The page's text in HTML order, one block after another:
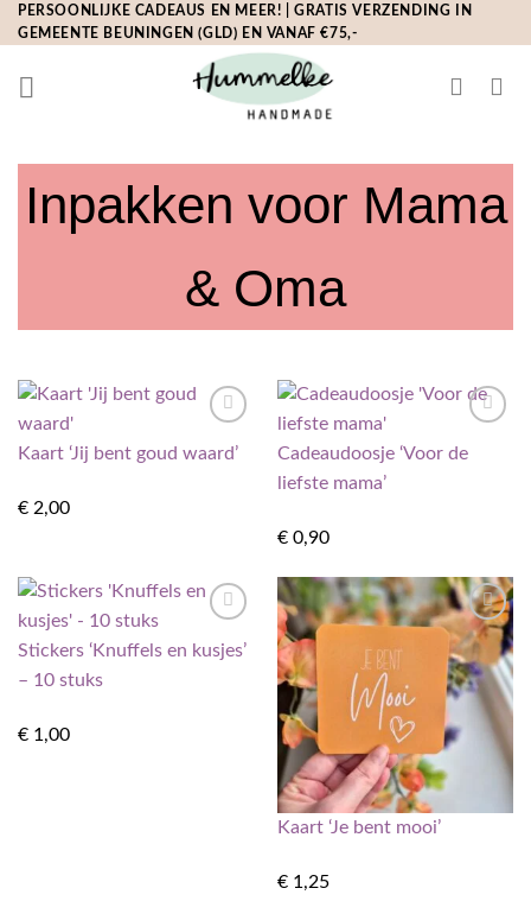
Ga
naar
PERSOONLIJKE CADEAUS EN MEER! | GRATIS VERZENDING IN
GEMEENTE BEUNINGEN (GLD) EN VANAF €75,-
Inpakken voor Mama
& Oma
aan
Kaart ‘Jij bent goud waard’
€2,00
aan
Cadeaudoosje ‘Voor de
liefste mama’
€0,90
aan
Stickers ‘Knuffels en kusjes’
– 10 stuks
€1,00
Toevoegen
aan
verlanglijst
Kaart ‘Je bent mooi’
€1,25